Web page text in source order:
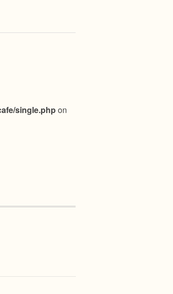
single.phpon